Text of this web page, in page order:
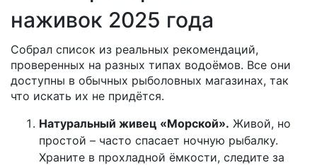
наживок 2025 года
Собрал список из реальных рекомендаций,
проверенных на разных типах водоёмов. Все они
доступны в обычных рыболовных магазинах, так
что искать их не придётся.
Натуральный живец «Морской». Живой, но
простой – часто спасает ночную рыбалку.
Храните в прохладной ёмкости, следите за